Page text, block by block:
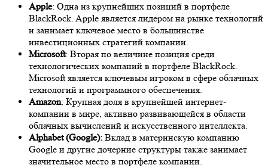
Apple: Одна из крупнейших позиций в портфеле
BlackRock. Apple является лидером на рынке технологий
и занимает ключевое место в большинстве
инвестиционных стратегий компании.
Microsoft: Вторая по величине позиция среди
технологических компаний в портфеле BlackRock.
Microsoft является ключевым игроком в сфере облачных
технологий и программного обеспечения.
Amazon: Крупная доля в крупнейшей интернет-
компании в мире, активно развивающейся в области
облачных вычислений и искусственного интеллекта.
Alphabet (Google): Вклад в материнскую компанию
Google и другие дочерние структуры также занимает
значительное место в портфеле компании.